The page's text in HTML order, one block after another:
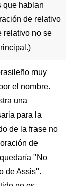
que hablan
de relativo
relativo no se
muy
el nombre.
una
para la
de la frase no
de
"No
de Assis".